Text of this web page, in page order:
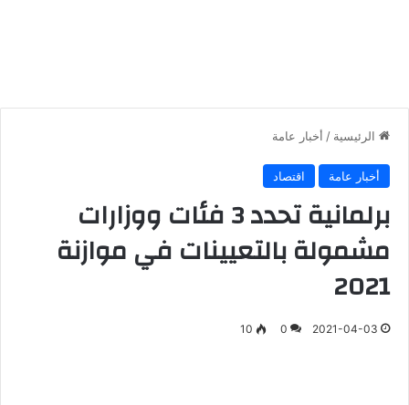
الرئيسية / أخبار عامة
أخبار عامة اقتصاد
برلمانية تحدد 3 فئات ووزارات
مشمولة بالتعيينات في موازنة
2021
2021-04-03
0
10